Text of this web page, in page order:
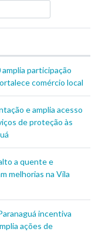
participação
comércio local
e amplia acesso
de proteção às
a quente e
melhorias na Vila
incentiva
ações de